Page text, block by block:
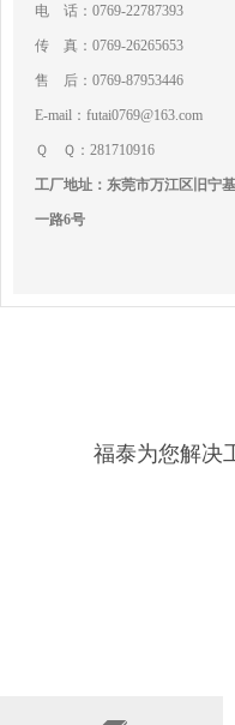
电 话：0769-22787393
传 真：0769-26265653
售 后：0769-87953446
E-mail：futai0769@163.com
Ｑ Ｑ：281710916
工厂地址：东莞市万江区旧宁基
一路6号
福泰为您解决